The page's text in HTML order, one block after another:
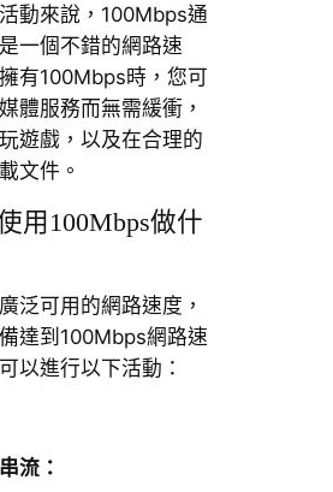
動來說，100Mbps通
一個不錯的網路速
有100Mbps時，您可
體服務而無需緩衝，
遊戲，以及在合理的
文件。
用100Mbps做什
泛可用的網路速度，
達到100Mbps網路速
以進行以下活動：
流：